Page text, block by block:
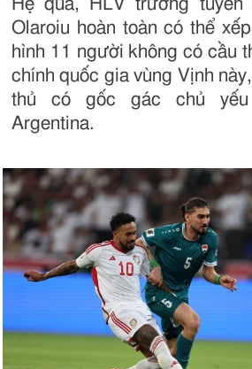
Hệ quả, HLV trưởng tuyển
Olaroiu hoàn toàn có thể
hình 11 người không có cầu
chính quốc gia vùng Vịnh
thủ có gốc gác chủ
Argentina.